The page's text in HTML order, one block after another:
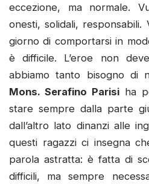
eccezione, ma normale.
onesti, solidali,
giorno di comportarsi in
è difficile. L’eroe non
abbiamo tanto bisogno di
Mons. Serafino Parisiha
stare sempre dalla parte
dall’altro lato dinanzi alle
questi ragazzi ci insegna
parola astratta: è fatta di
difficili, ma sempre